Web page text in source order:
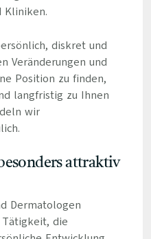
Kliniken.
diskret und
Veränderungen und
Position zu finden,
langfristig zu Ihnen
wir
attraktiv
Dermatologen
Tätigkeit, die